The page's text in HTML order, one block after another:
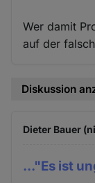
Wer damit
auf der
Diskussion
Dieter Bauer
..."Es ist